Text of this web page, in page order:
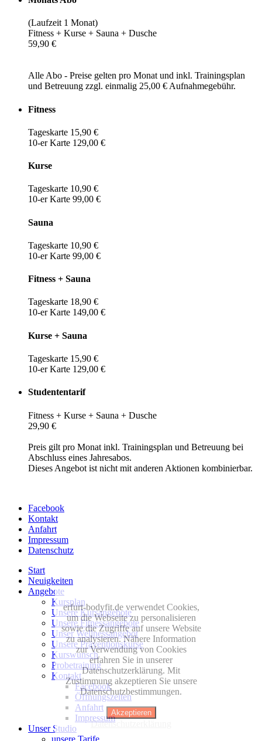
(Laufzeit 1 Monat)
Fitness + Kurse + Sauna + Dusche
59,90 €
Alle Abo - Preise gelten pro Monat und inkl. Trainingsplan
und Betreuung zzgl. einmalig 25,00 € Aufnahmegebühr.
Fitness
Tageskarte 15,90 €
10-er Karte 129,00 €
Kurse
Tageskarte 10,90 €
10-er Karte 99,00 €
Sauna
Tageskarte 10,90 €
10-er Karte 99,00 €
Fitness + Sauna
Tageskarte 18,90 €
10-er Karte 149,00 €
Kurse + Sauna
Tageskarte 15,90 €
10-er Karte 129,00 €
Studententarif
Fitness + Kurse + Sauna + Dusche
29,90 €
Preis gilt pro Monat inkl. Trainingsplan und Betreuung bei
Abschluss eines Jahresabos.
Dieses Angebot ist nicht mit anderen Aktionen kombinierbar.
Facebook
Kontakt
Anfahrt
Impressum
Datenschutz
Start
Neuigkeiten
Angebote
Kursplan
Unsere Kursangebote
Unsere Fitnessangebote
Unser Wellnessangebot
Unsere Präventionskurse
Kurswunsch
Probetraining
Kontakt
Facebook
Öffnungszeiten
Anfahrt
Impressum
Unser Studio
unsere Tarife
erfurt-bodyfit.de verwendet Cookies,
um die Webseite zu personalisieren
sowie die Zugriffe auf unsere Website
zu analysieren. Nähere Information
zur Verwendung von Cookies
erfahren Sie in unserer
Datenschutzerklärung. Mit
Zustimmung akzeptieren Sie unsere
Datenschutzbestimmungen.
Akzeptieren
Datenschutzerklärung